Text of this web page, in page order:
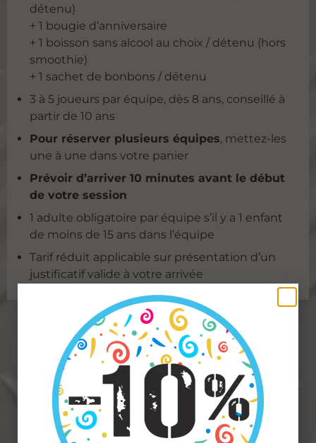
détenu)
+ 1 bougie d’anniversaire
+ 1 boisson sans alcool au choix / détenu (hors
smoothie)
+ 1 sachet de bonbons / détenu
3 à 5 joueurs par équipe, dès 8 ans, conseillé à
partir de 10 ans
Pour réserver plusieurs équipes, mettez-les
une à une dans votre panier
Prévoir d’arriver 10 minutes avant le début
de votre session
1 adulte obligatoire par équipe s’il y a 1 enfant
de moins de 15 ans dans l’équipe
Tarif réduit applicable sur présentation d’un
justificatif valide à votre arrivée
PASS 2H +
ANNIVERSAIRE
Action Game –